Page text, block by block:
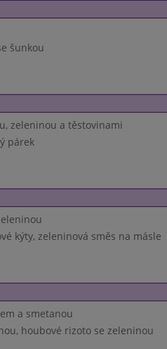
šunkou
zeleninou a těstovinami
párek
kýty, zeleninová směs na másle
a smetanou
houbové rizoto se zeleninou